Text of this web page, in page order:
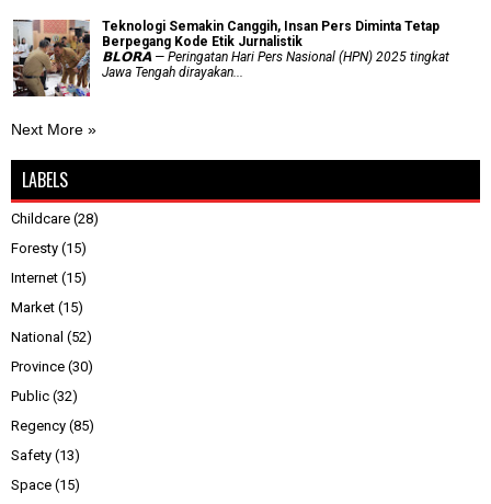
Teknologi Semakin Canggih, Insan Pers Diminta Tetap
Berpegang Kode Etik Jurnalistik
𝗕𝗟𝗢𝗥𝗔 — Peringatan Hari Pers Nasional (HPN) 2025 tingkat
Jawa Tengah dirayakan...
Next More »
LABELS
Childcare (28)
Foresty (15)
Internet (15)
Market (15)
National (52)
Province (30)
Public (32)
Regency (85)
Safety (13)
Space (15)